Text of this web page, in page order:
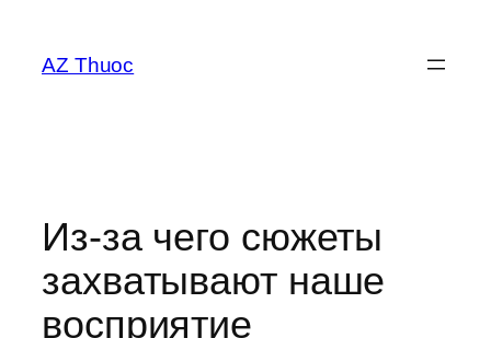
phầnAZ Thuoc
Из-за чего сюжеты
захватывают наше
восприятие